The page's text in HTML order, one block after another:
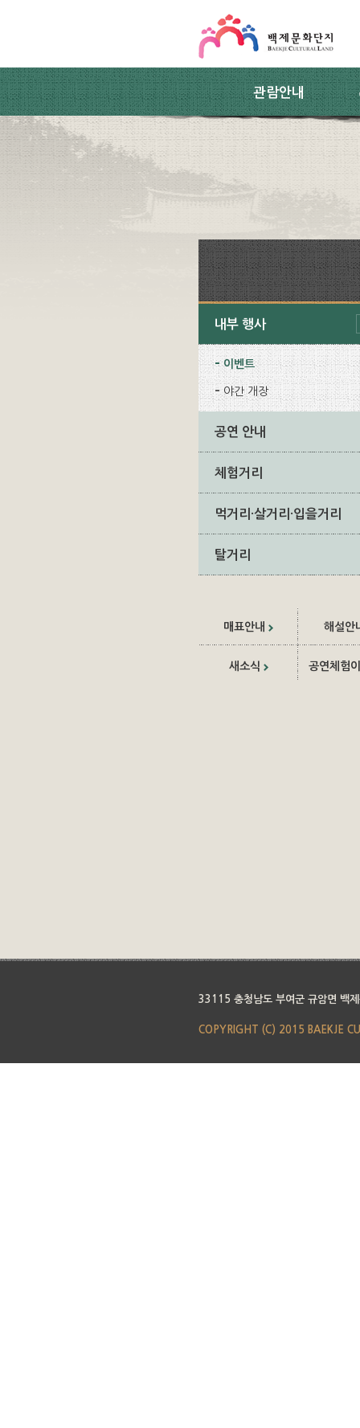
관람안내
내부 행사
이벤트
야간 개장
공연 안내
체험거리
먹거리·살거리·입을거리
탈거리
매표안내 해설안
새소식 공연체험
33115 충청남도 부여군 규암면 백
COPYRIGHT (C) 2015 BAEKJE